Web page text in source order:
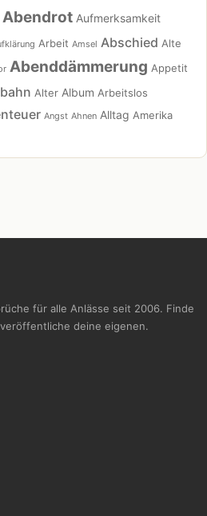
Abendrot Aufmerksamkeit
Arbeit Amsel Abschied Alte
Abenddämmerung Appetit
Alter Album Arbeitslos
Angst Ahnen Alltag Amerika
für alle Anlässe seit 2006. Finde
deine eigenen.